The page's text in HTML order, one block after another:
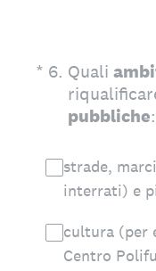
* 6. Quali
pubbliche:
(Obbligatorio)
strade,
interrati) e
cultura (per
Centro